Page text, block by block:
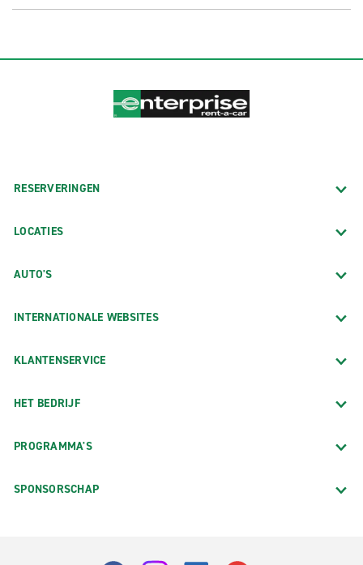
RESERVERINGEN
LOCATIES
AUTO'S
INTERNATIONALE WEBSITES
KLANTENSERVICE
HET BEDRIJF
PROGRAMMA'S
SPONSORSCHAP